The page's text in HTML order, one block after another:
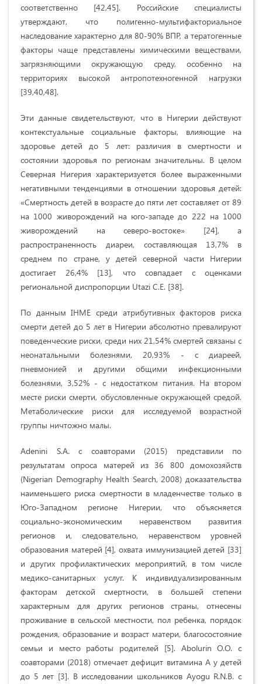
соответственно [42,45]. Российские специалисты
утверждают, что полигенно-мультифакториальное
наследование характерно для 80-90% ВПР, а тератогенные
факторы чаще представлены химическими веществами,
загрязняющими окружающую среду, особенно на
территориях высокой антропотехногенной нагрузки
[39,40,48].
Эти данные свидетельствуют, что в Нигерии действуют
контекстуальные социальные факторы, влияющие на
здоровье детей до 5 лет: различия в смертности и
состоянии здоровья по регионам значительны. В целом
Северная Нигерия характеризуется более выраженными
негативными тенденциями в отношении здоровья детей:
«Смертность детей в возрасте до пяти лет составляет от 89
на 1000 живорождений на юго-западе до 222 на 1000
живорождений на северо-востоке» [24], а
распространенность диареи, составляющая 13,7% в
среднем по стране, у детей северной части Нигерии
достигает 26,4% [13], что совпадает с оценками
региональной диспропорции Utazi C.E. [38].
По данным IHME среди атрибутивных факторов риска
смерти детей до 5 лет в Нигерии абсолютно превалируют
поведенческие риски, среди них 21,54% смертей связаны с
неонатальными болезнями, 20,93% - с диареей,
пневмонией и другими общими инфекционными
болезнями, 3,52% - с недостатком питания. На втором
месте риски смерти, обусловленные окружающей средой.
Метаболические риски для исследуемой возрастной
группы ничтожно малы.
Adenini S.A. c соавторами (2015) представили по
результатам опроса матерей из 36 800 домохозяйств
(Nigerian Demography Health Search, 2008) доказательства
наименьшего риска смертности в младенчестве только в
Юго-Западном регионе Нигерии, что объясняется
социально-экономическим неравенством развития
регионов и, следовательно, неравенством уровней
образования матерей [4], охвата иммунизацией детей [33]
и других профилактических мероприятий, в том числе
медико-санитарных услуг. К индивидуализированным
факторам детской смертности, в большей степени
характерным для других регионов страны, отнесены
проживание в сельской местности, пол ребенка, порядок
рождения, образование и возраст матери, благосостояние
семьи и место работы родителей [5]. Abolurin O.O. с
соавторами (2018) отмечает дефицит витамина А у детей
до 5 лет [3]. В исследовании школьников Ayogu R.N.B. с